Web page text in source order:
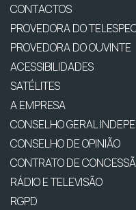
CONTACTOS
PROVEDORA DO
PROVEDORA DO OUVINTE
ACESSIBILIDADES
SATÉLITES
A EMPRESA
CONSELHO GERAL
CONSELHO DE OPINIÃO
CONTRATO DE
RÁDIO E TELEVISÃO
RGPD